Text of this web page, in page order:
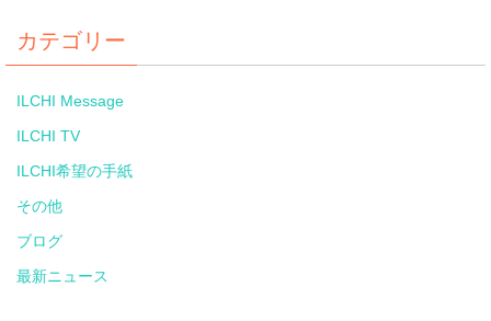
カテゴリー
ILCHI Message
ILCHI TV
ILCHI希望の手紙
その他
ブログ
最新ニュース